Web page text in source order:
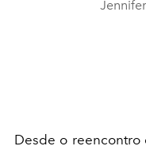
Desde o reencontro